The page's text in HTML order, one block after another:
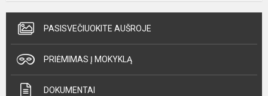
PASISVEČIUOKITE AUŠROJE
PRIĖMIMAS Į MOKYKLĄ
DOKUMENTAI